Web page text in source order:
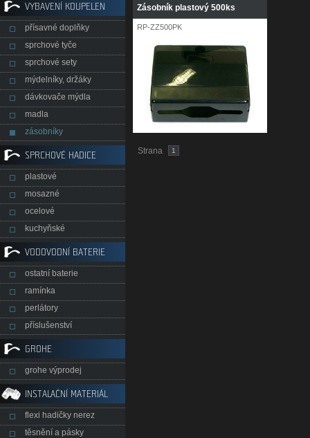
VYBAVENÍ KOUPELEN
přísavné doplňky
sprchové tyče
sprchové sety
mýdelníky, držáky
dávkovače mýdla
madla
zásobníky
SPRCHOVÉ HADICE
plastové
mosazné
ocelové
kuchyňské
VODOVODNÍ BATERIE
ostatní baterie
ramínka
perlátory
příslušenství
GROHE
grohe výprodej
INSTALAČNÍ MATERIÁL
flexi hadičky nerez
těsnění a pásky
Zásobník plastový 500ks
RP-ZZ500PK
Strana 1